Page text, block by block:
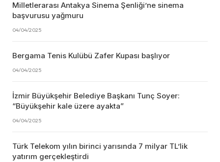
Milletlerarası Antakya Sinema Şenliği’ne sinema
başvurusu yağmuru
04/04/2025
Bergama Tenis Kulübü Zafer Kupası başlıyor
04/04/2025
İzmir Büyükşehir Belediye Başkanı Tunç Soyer:
“Büyükşehir kale üzere ayakta”
04/04/2025
Türk Telekom yılın birinci yarısında 7 milyar TL’lik
yatırım gerçekleştirdi